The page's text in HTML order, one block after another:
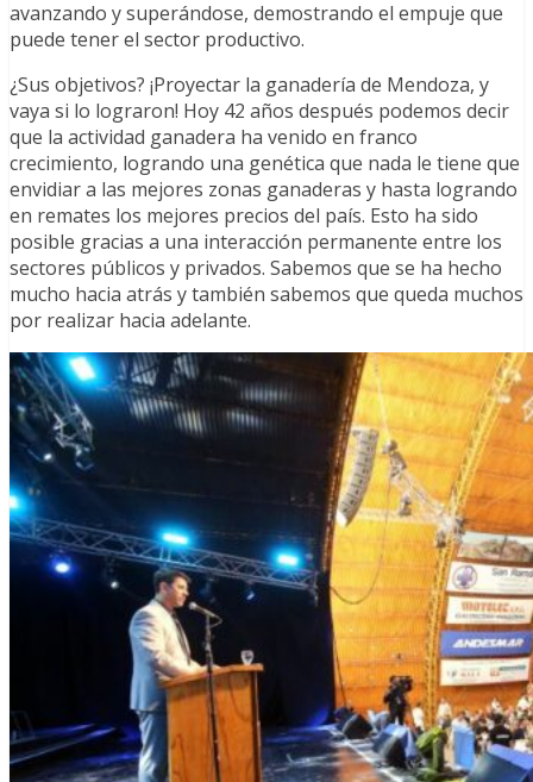
avanzando y superándose, demostrando el empuje que
puede tener el sector productivo.
¿Sus objetivos? ¡Proyectar la ganadería de Mendoza, y
vaya si lo lograron! Hoy 42 años después podemos decir
que la actividad ganadera ha venido en franco
crecimiento, logrando una genética que nada le tiene que
envidiar a las mejores zonas ganaderas y hasta logrando
en remates los mejores precios del país. Esto ha sido
posible gracias a una interacción permanente entre los
sectores públicos y privados. Sabemos que se ha hecho
mucho hacia atrás y también sabemos que queda muchos
por realizar hacia adelante.